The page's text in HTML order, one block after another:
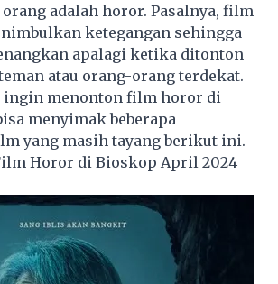
adalah horor. Pasalnya, film
ketegangan sehingga
apalagi ketika ditonton
atau orang-orang terdekat.
ingin menonton film horor di
menyimak beberapa
yang masih tayang berikut ini.
Horor di Bioskop April 2024